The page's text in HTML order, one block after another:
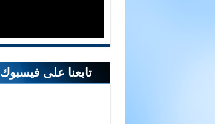
تابعنا على فيسبوك